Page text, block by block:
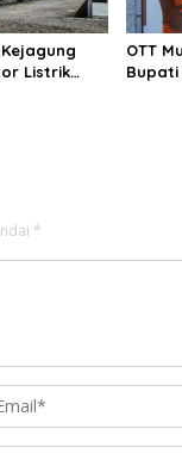
Listrik
OTT
Bupati
*